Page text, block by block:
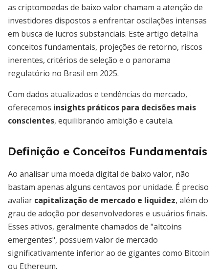
as criptomoedas de baixo valor chamam a atenção de
investidores dispostos a enfrentar oscilações intensas
em busca de lucros substanciais. Este artigo detalha
conceitos fundamentais, projeções de retorno, riscos
inerentes, critérios de seleção e o panorama
regulatório no Brasil em 2025.
Com dados atualizados e tendências do mercado,
oferecemos insights práticos para decisões mais
conscientes, equilibrando ambição e cautela.
Definição e Conceitos Fundamentais
Ao analisar uma moeda digital de baixo valor, não
bastam apenas alguns centavos por unidade. É preciso
avaliar capitalização de mercado e liquidez, além do
grau de adoção por desenvolvedores e usuários finais.
Esses ativos, geralmente chamados de "altcoins
emergentes", possuem valor de mercado
significativamente inferior ao de gigantes como Bitcoin
ou Ethereum.